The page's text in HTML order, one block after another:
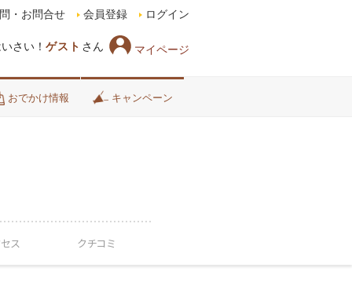
さい！ ゲスト さん マイページ
・お問合せ 会員登録 ログイン
おでかけ情報 キャンペーン
ス クチコミ